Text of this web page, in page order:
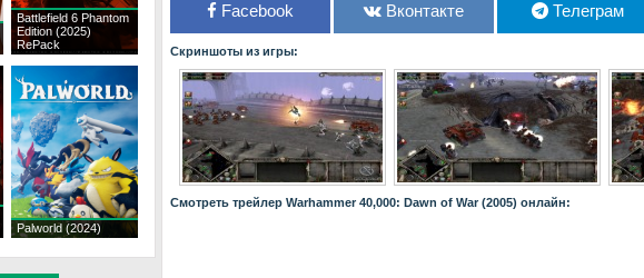
Battlefield 6 Phantom
Edition (2025)
RePack
Palworld (2024)
Facebook Вконтакте Телеграм
Скриншоты из игры:
Смотреть трейлер Warhammer 40,000: Dawn of War (2005) онлайн: